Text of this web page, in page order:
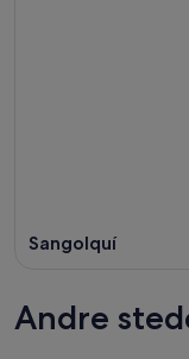
Sangolquí
Andre